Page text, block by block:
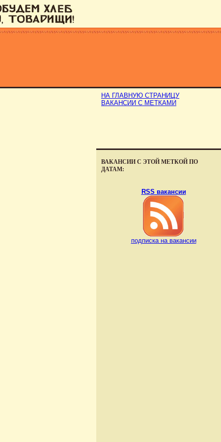
НА ГЛАВНУЮ СТРАНИЦУ
ВАКАНСИИ С МЕТКАМИ
ВАКАНСИИ С ЭТОЙ МЕТКОЙ ПО
ДАТАМ:
RSS вакансии
подписка на вакансии